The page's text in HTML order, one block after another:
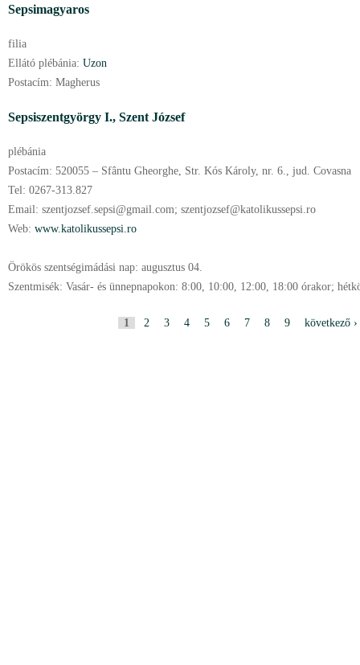
Sepsimagyaros
filia
Ellátó plébánia: Uzon
Postacím: Magherus
Sepsiszentgyörgy I., Szent József
plébánia
Postacím: 520055 – Sfântu Gheorghe, Str. Kós Károly, nr. 6., jud. Covasna
Tel: 0267-313.827
Email: szentjozsef.sepsi@gmail.com; szentjozsef@katolikussepsi.ro
Web: www.katolikussepsi.ro
Örökös szentségimádási nap: augusztus 04.
Szentmisék: Vasár- és ünnepnapokon: 8:00, 10:00, 12:00, 18:00 órakor;
1 2 3 4 5 6 7 8 9 következő ›